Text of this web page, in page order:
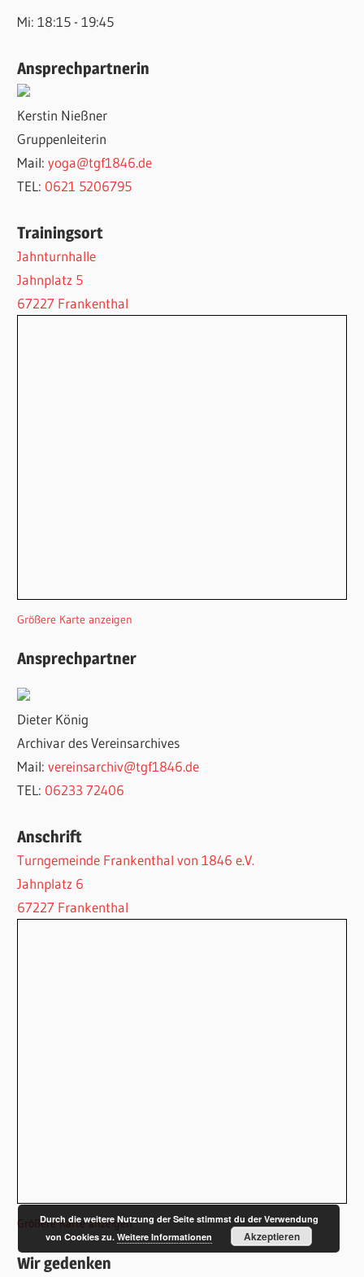
Mi: 18:15 - 19:45
Ansprechpartnerin
Kerstin Nießner
Gruppenleiterin
Mail:yoga@tgf1846.de
TEL: 0621 5206795
Trainingsort
Jahnturnhalle
Jahnplatz 5
67227 Frankenthal
Größere Karte anzeigen
Ansprechpartner
Dieter König
Archivar des Vereinsarchives
Mail:vereinsarchiv@tgf1846.de
TEL: 06233 72406
Anschrift
Turngemeinde Frankenthal von 1846 e.V.
Jahnplatz 6
67227 Frankenthal
Größere Karte anzeigen
Wir gedenken
Durch die weitere Nutzung der Seite stimmst du der Verwendung
von Cookies zu.Weitere Informationen Akzeptieren